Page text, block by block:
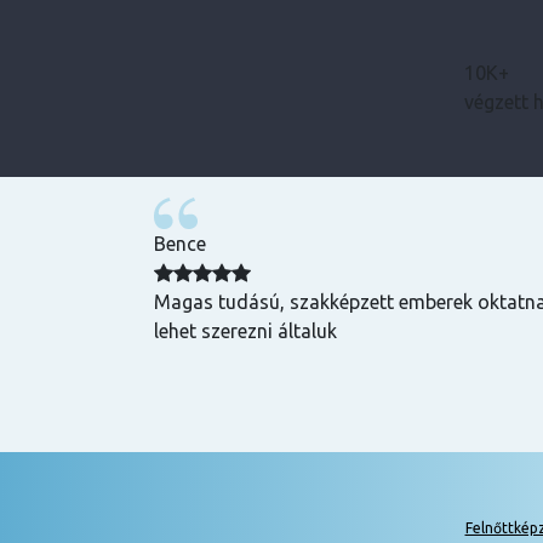
10K+
végzett
Bence
Magas tudású, szakképzett emberek
lehet szerezni általuk